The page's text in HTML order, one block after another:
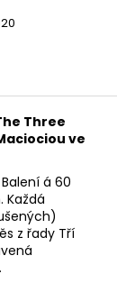
Three
ve
á 60
Každá
z řady Tří